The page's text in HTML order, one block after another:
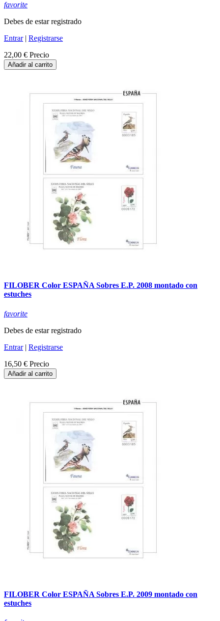
favorite
Debes de estar registrado
Entrar| Registrarse
22,00 € Precio
Añadir al carrito
FILOBER Color ESPAÑA Sobres E.P. 2008 montado con
estuches
favorite
Debes de estar registrado
Entrar| Registrarse
16,50 € Precio
Añadir al carrito
FILOBER Color ESPAÑA Sobres E.P. 2009 montado con
estuches